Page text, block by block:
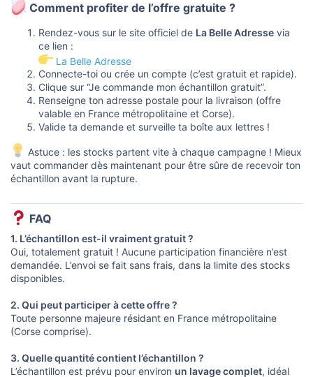
Comment profiter de l’offre gratuite ?​
Rendez-vous sur le site officiel de La Belle Adresse via
ce lien :
La Belle Adresse
Connecte-toi ou crée un compte (c’est gratuit et rapide).
Clique sur “Je commande mon échantillon gratuit”.
Renseigne ton adresse postale pour la livraison (offre
valable en France métropolitaine et Corse).
Valide ta demande et surveille ta boîte aux lettres !
Astuce : les stocks partent vite à chaque campagne ! Mieux
vaut commander dès maintenant pour être sûre de recevoir ton
échantillon avant la rupture.
FAQ​
1. L’échantillon est-il vraiment gratuit ?
Oui, totalement gratuit ! Aucune participation financière n’est
demandée. L’envoi se fait sans frais, dans la limite des stocks
disponibles.
2. Qui peut participer à cette offre ?
Toute personne majeure résidant en France métropolitaine
(Corse comprise).
3. Quelle quantité contient l’échantillon ?
L’échantillon est prévu pour environ un lavage complet, idéal